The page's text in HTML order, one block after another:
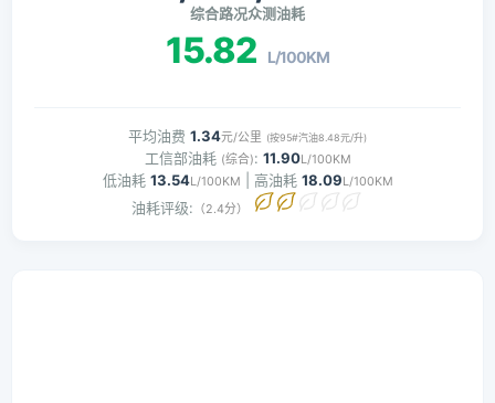
综合路况众测油耗
15.82 L/100KM
平均油费 1.34元/公里 (按95#汽油8.48元/升)
工信部油耗 (综合): 11.90L/100KM
低油耗 13.54L/100KM | 高油耗 18.09L/100KM
油耗评级: （2.4分）